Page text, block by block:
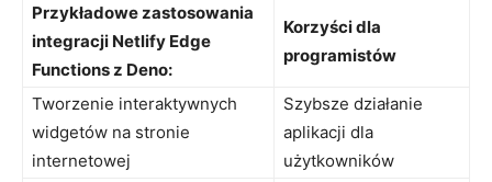
Przykładowe‌ zastosowania
integracji Netlify Edge
Functions z Deno:
Korzyści dla‍
programistów
Tworzenie⁤ interaktywnych
widgetów na stronie
internetowej
Szybsze działanie‍
aplikacji dla
użytkowników